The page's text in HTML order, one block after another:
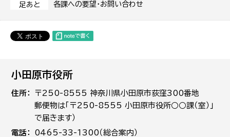
足あと 各課への要望・お問い合わせ
小田原市役所
住所
〒250-8555 神奈川県小田原市荻窪300番地
郵便物は「〒250-8555 小田原市役所○○課（室）」
で届きます）
電話
0465-33-1300（総合案内）